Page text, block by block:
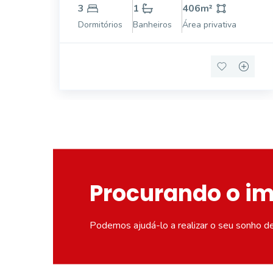
cozinha planejada, área de lazer com piscina,
churrasqueira, wc, área de serviço, garagem,
cerca elétrica, Ótima localização!
3
Dormitórios
1
Banheiros
406m²
Área privativa
Procurando o
Podemos ajudá-lo a realizar o seu sonho